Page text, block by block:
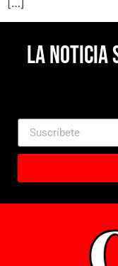
[…]
La noticia